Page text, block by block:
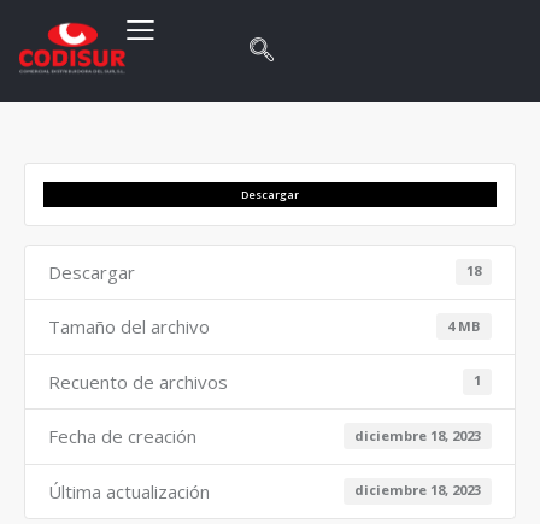
Descargar
Descargar 18
Tamaño del archivo 4 MB
Recuento de archivos 1
Fecha de creación diciembre 18, 2023
Última actualización diciembre 18, 2023